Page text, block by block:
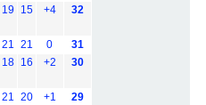
19 15 +4 32
21 21 0
31
18 16 +2 30
21 20 +1
29